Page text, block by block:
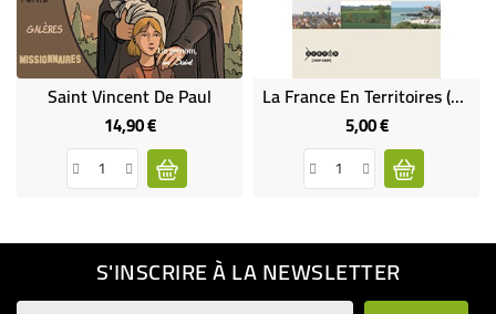
Saint Vincent De Paul
14,90 €Prix
La France En Territoires (occasion)
5,00 €Prix
S'INSCRIRE À LA NEWSLETTER